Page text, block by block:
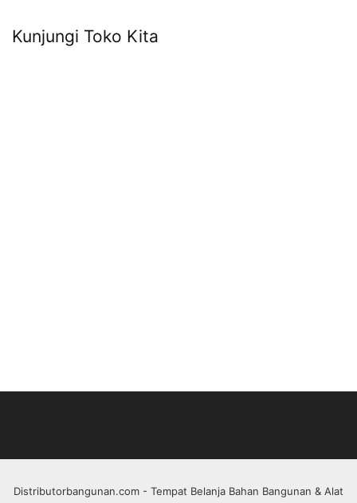
Kunjungi Toko Kita
Distributorbangunan.com - Tempat Belanja Bahan Bangunan & Alat